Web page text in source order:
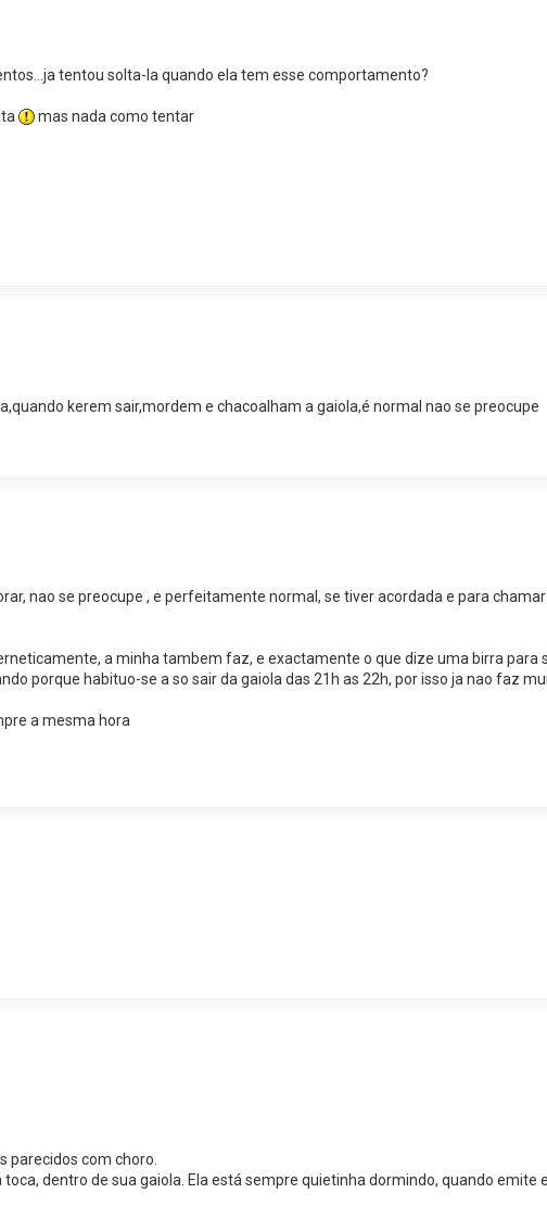
tentou solta-la quando ela tem esse comportamento?
mas nada como tentar
kerem sair,mordem e chacoalham a gaiola,é normal nao se preocupe
nao se preocupe , e perfeitamente normal, se tiver acordada e para
a minha tambem faz, e exactamente o que dize uma birra para
porque habituo-se a so sair da gaiola das 21h as 22h, por isso ja nao faz
a mesma hora
parecidos com choro.
dentro de sua gaiola. Ela está sempre quietinha dormindo, quando emite